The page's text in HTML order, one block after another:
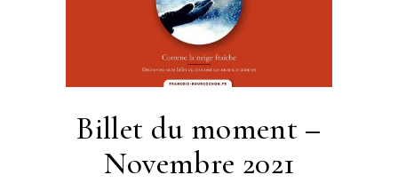
Billet du moment –
Novembre 2021